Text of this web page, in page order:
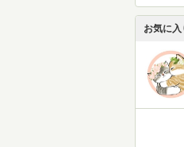
お気に入